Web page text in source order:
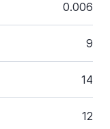
0.006
9
14
12